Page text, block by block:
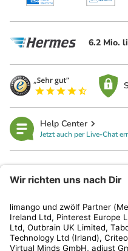
6.2 Mio.
Help Center
Jetzt auch per Live-Chat
Kundenservice